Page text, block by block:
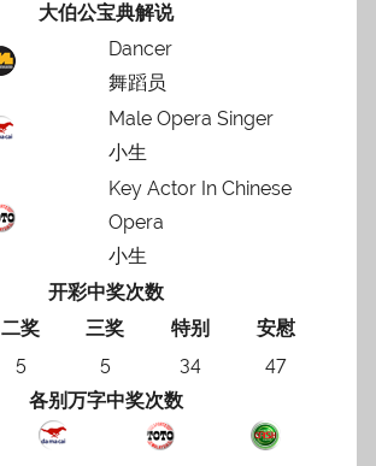
大伯公宝典解说
Dancer
舞蹈员
Male Opera Singer
小生
Key Actor In Chinese
Opera
小生
开彩中奖次数
二奖 三奖 特别
安慰
5 5 34
47
各别万字中奖次数